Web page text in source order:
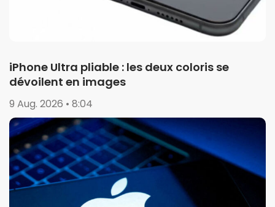
iPhone Ultra pliable : les deux coloris se
dévoilent en images
9 Aug. 2026 • 8:04